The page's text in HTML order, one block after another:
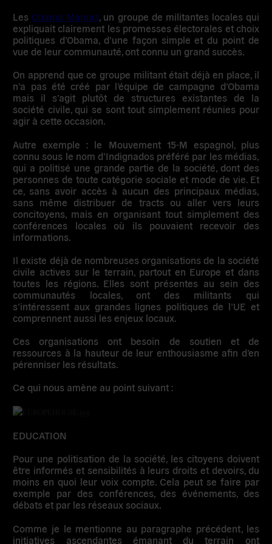
Les Obama Mamas, un groupe de militantes locales qui
expliquait clairement les promesses électorales et choix
politiques d’Obama, d’une façon simple et du point de
vue de leur communauté, ont connu un grand succès.
On apprend que ce groupe militant était déjà en place, il
n’a pas été créé par l’équipe de campagne d’Obama
mais il s’agit plutôt de structures existantes de la
société civile, qui se sont tout simplement réunies pour
agir à cette occasion.
Autre exemple : le Mouvement 15-M espagnol, plus
connu sous le nom d’Indignados préféré par les médias,
qui a politisé une grande partie de la société, dont des
personnes de toute catégorie sociale et mode de vie. Et
ce, sans avoir accès à aucun des principaux médias,
sans même distribuer de tracts ou aller vers leurs
concitoyens, mais en organisant tout simplement des
conférences locales où ils pouvaient recevoir des
informations.
Il existe déjà de nombreuses organisations de la société
civile actives sur le terrain, partout en Europe et dans
toutes les régions. Elles sont présentes au sein des
communautés locales, ont des militants qui
s’intéressent aux grandes lignes politiques de l’UE et
comprennent aussi les enjeux locaux.
Ces organisations ont besoin de soutien et de
ressources à la hauteur de leur enthousiasme afin d’en
pérenniser les résultats.
Ce qui nous amène au point suivant :
EDUCATION
Pour une politisation de la société, les citoyens doivent
être informés et sensibilités à leurs droits et devoirs, du
moins en quoi leur voix compte. Cela peut se faire par
exemple par des conférences, des événements, des
débats et par les réseaux sociaux.
Comme je le mentionne au paragraphe précédent, les
initiatives ascendantes émanant du terrain ont